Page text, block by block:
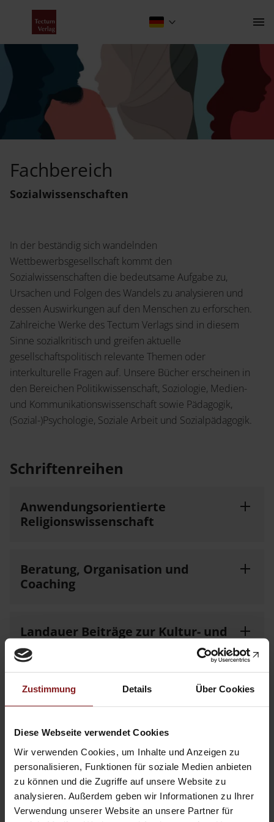
Zustimmung Details Über Cookies
Diese Webseite verwendet Cookies
Wir verwenden Cookies, um Inhalte und Anzeigen zu
personalisieren, Funktionen für soziale Medien anbieten
zu können und die Zugriffe auf unsere Website zu
analysieren. Außerdem geben wir Informationen zu Ihrer
Verwendung unserer Website an unsere Partner für
Der Verlag
News
Termine
Fachbereiche
Prospekte und Kataloge
Wissenschaftlich publizieren
Jetzt Angebot anfordern
Young Academics
Service
Handelsinfo
Presse
Shop
Inlibra
Fachbereich Sozialwissenschaften
Fachbereich
Sozial­wissenschaften
In der beständig sich wandelnden
Wettbewerbsgesellschaft kommt den
Sozialwissenschaften die bedeutsame Aufgabe zu,
Ursachen und Folgen des Wandels zu analysieren und
dessen Auswirkungen auf den Menschen zu erforschen.
Zahlreiche Werke des Tectum Verlags sind in diesem
Sinne sozialkritisch und greifen aktuelle
gesellschaftspolitisch relevante Themen oder
interkulturelle Fragen auf. Unsere Bücher erscheinen in
den Bereichen Politikwissenschaft, Soziologie, Medien-
und Kommunikationswissenschaft sowie Pädagogik,
(Sozial-)Psychologie, Soziale Arbeit und Sozialpädagogik.
Schriftenreihen
Anwendungsorientierte
Religionswissenschaft
Beratung, Organisation und
Coaching
Landauer Beiträge zur Kultur- und
Sozialgeschichte
Marburger Schriften zur
Lehrerbildung
Wissenschaftliche Beiträge aus
dem Tectum Verlag: Ethnologie
Wissenschaftliche Beiträge aus